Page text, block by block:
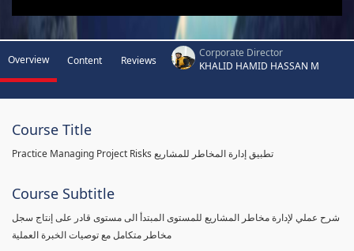
Overview Content Reviews
Corporate Director
KHALID HAMID HASSAN M
Course Title
Practice Managing Project Risks تطبيق إدارة المخاطر للمشاريع
Course Subtitle
شرح عملي لإدارة مخاطر المشاريع للمستوى المبتدأ الى مستوى قادر على إنتاج سجل
مخاطر متكامل مع توصيات الخبرة العملية